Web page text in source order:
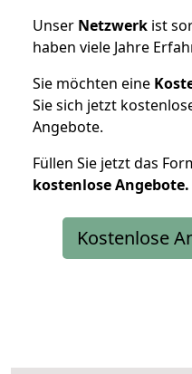
Unser Netzwerk ist
haben viele Jahre
Sie möchten eine
Sie sich jetzt
Angebote.
Füllen Sie jetzt das
kostenloseAngebote.
Kostenlose